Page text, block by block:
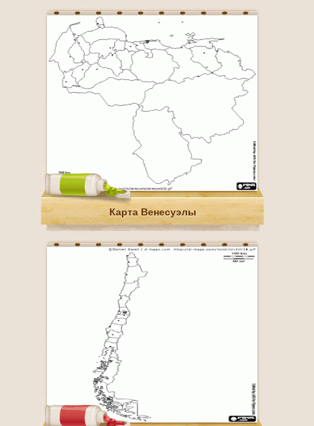
Карта Венесуэлы